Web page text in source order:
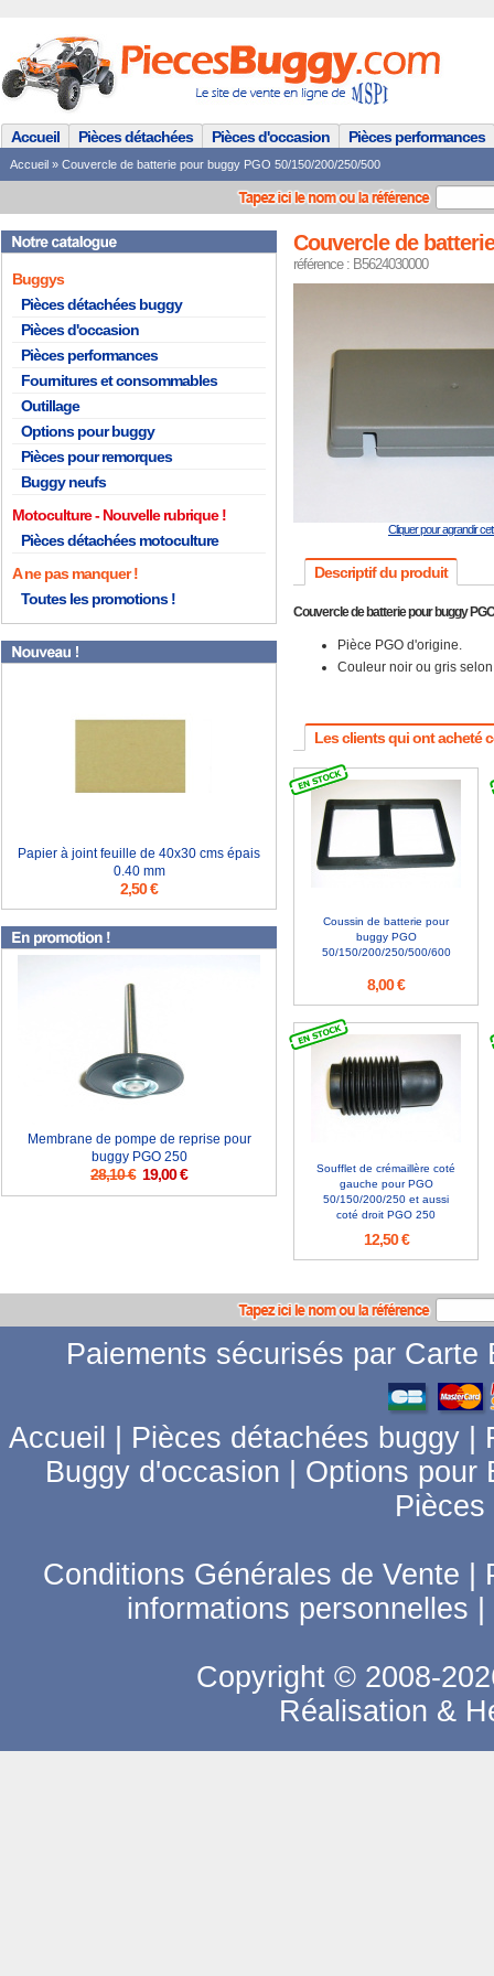
Accueil Pièces détachées Pièces d'occasion Pièces performances
Accueil » Couvercle de batterie pour buggy PGO 50/150/200/250/500
Buggys
Pièces détachées buggy
Pièces d'occasion
Pièces performances
Fournitures et consommables
Outillage
Options pour buggy
Pièces pour remorques
Buggy neufs
Motoculture
Pièces détachées motoculture
A ne pas manquer !
Toutes les promotions !
Papier à joint feuille de 40x30 cms épais
0.40 mm
2,50 €
Membrane de pompe de reprise pour
buggy PGO 250
28,10 € 19,00 €
Couvercle de
référence : B5624030000
Cliquer pour agrandir
Descriptif du produit
Couvercle de batterie pour buggy
Pièce PGO d'origine.
Couleur noir ou gris
Les clients qui ont acheté
Coussin de batterie pour
buggy PGO
50/150/200/250/500/600
8,00 €
Soufflet de crémaillère coté
gauche pour PGO
50/150/200/250 et aussi
coté droit PGO 250
12,50 €
Paiements sécurisés par
Accueil Pièces détachées buggy
Buggy d'occasion
Options pour
Pièces
Conditions Générales de Vente
informations personnelles
Copyright © 2008-
Réalisation &